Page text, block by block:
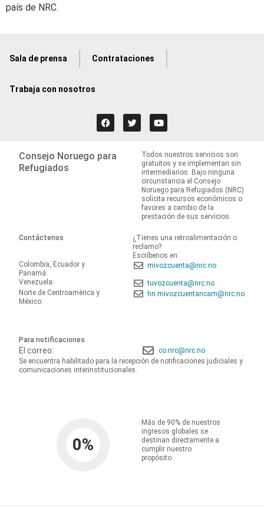
país de NRC.
Sala de prensa Contrataciones
Trabaja con nosotros
Consejo Noruego para
Refugiados
Todos nuestros servicios son
gratuitos y se implementan sin
intermediarios. Bajo ninguna
circunstancia el Consejo
Noruego para Refugiados (NRC)
solicita recursos económicos o
favores a cambio de la
prestación de sus servicios.
Contáctenos
¿Tienes una retroalimentación o
reclamo?
Escríbenos en:
Colombia, Ecuador y
Panamá:
mivozcuenta@nrc.no
Venezuela:
tuvozcuenta@nrc.no
Norte de Centroamérica y
México:
hn.mivozcuentancam@nrc.no
Para notificaciones
El correo:
co.nrc@nrc.no
Se encuentra habilitado para la recepción de notificaciones judiciales y
comunicaciones interinstitucionales.
0%
Más de 90% de nuestros
ingresos globales se
destinan directamente a
cumplir nuestro
propósito.